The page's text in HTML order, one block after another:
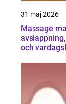
31 maj 2026
Massage
och